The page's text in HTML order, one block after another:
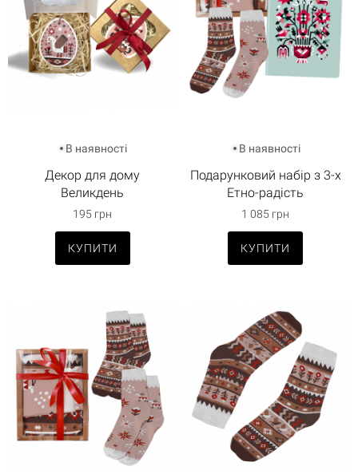
В наявності
Декор для дому
Великдень
195 грн
КУПИТИ
В наявності
Подарунковий набір з 3-х
Етно-радість
1 085 грн
КУПИТИ